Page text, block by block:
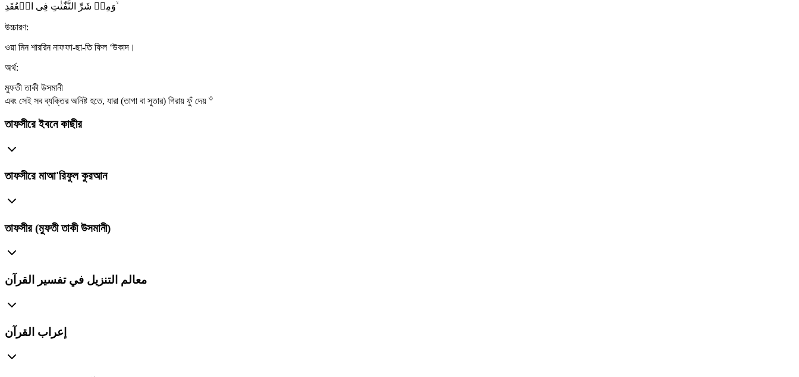
وَمِنۡ شَرِّ النَّفّٰثٰتِ فِی الۡعُقَدِ ۙ
উচ্চারণ:
ওয়া মিন শাররিন নাফফা-ছা-তি ফিল ‘উকাদ।
অর্থ:
মুফতী তাকী উসমানী
এবং সেই সব ব্যক্তির অনিষ্ট হতে, যারা (তাগা বা সুতার) গিরায় ফুঁ দেয় ৩
তাফসীরে ইবনে কাছীর
তাফসীরে মাআ'রিফুল কুরআন
তাফসীর (মুফতী তাকী উসমানী)
معالم التنزيل في تفسير القرآن
إعراب القرآن